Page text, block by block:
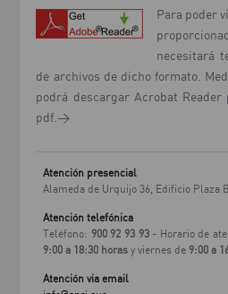
Para poder
necesitará
de archivos de dicho formato.
podrá descargar Acrobat
pdf.>
Atención presencial
Alameda de Urquijo 36, Edificio Plaza
Atención telefónica
Teléfono: 900 92 93 93- Horario de
9:00 a 18:30 horas y viernes de 9:00 a
Atención via email